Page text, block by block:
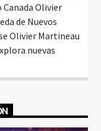
Canada Olivier
de Nuevos
Olivier Martineau
nuevas